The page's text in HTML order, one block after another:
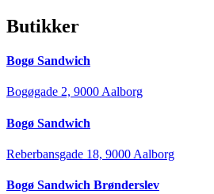
Butikker
Bogø Sandwich
Bogøgade 2, 9000 Aalborg
Bogø Sandwich
Reberbansgade 18, 9000 Aalborg
Bogø Sandwich Brønderslev